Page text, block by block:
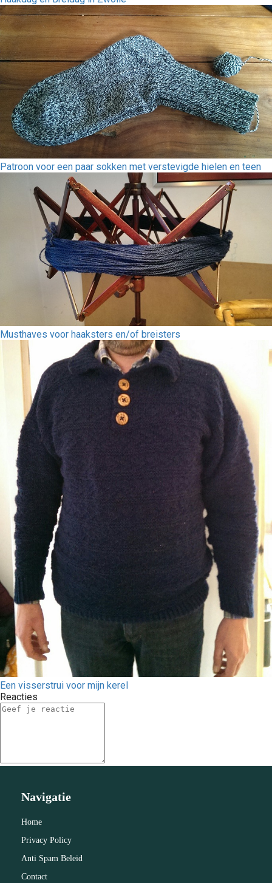
Patroon voor een paar sokken met verstevigde hielen en teen
Musthaves voor haaksters en/of breisters
Een visserstrui voor mijn kerel
Reacties
Navigatie
Home
Privacy Policy
Anti Spam Beleid
Contact